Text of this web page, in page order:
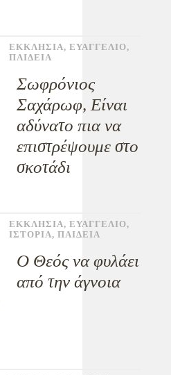
ΕΚΚΛΗΣΙΑ, ΕΥΑΓΓΕΛΙΟ,
ΠΑΙΔΕΙΑ
Σωφρόνιος
Σαχάρωφ, Είναι
αδύνατο πια να
επιστρέψουμε στο
σκοτάδι
ΕΚΚΛΗΣΙΑ, ΕΥΑΓΓΕΛΙΟ,
ΙΣΤΟΡΙΑ, ΠΑΙΔΕΙΑ
Ο Θεός να φυλάει
από την άγνοια